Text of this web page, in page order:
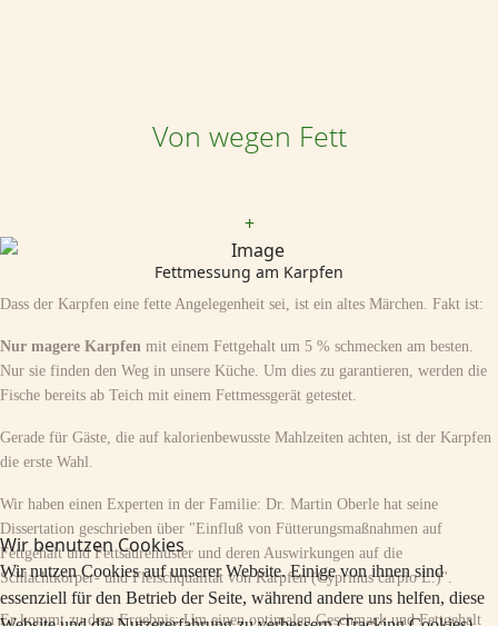
Von wegen Fett
+
Fettmessung am Karpfen
Dass der Karpfen eine fette Angelegenheit sei, ist ein altes Märchen. Fakt ist:
Nur magere Karpfen mit einem Fettgehalt um 5 % schmecken am besten.
Nur sie finden den Weg in unsere Küche. Um dies zu garantieren, werden die
Fische bereits ab Teich mit einem Fettmessgerät getestet.
Gerade für Gäste, die auf kalorienbewusste Mahlzeiten achten, ist der Karpfen
die erste Wahl.
Wir haben einen Experten in der Familie: Dr. Martin Oberle hat seine
Dissertation geschrieben über "Einfluß von Fütterungsmaßnahmen auf
Fettgehalt und Fettsäuremuster und deren Auswirkungen auf die
Schlachtkörper- und Fleischqualität von Karpfen (Cyprinus carpio L.)".
Er kommt zu dem Ergebnis: Um einen optimalen Geschmack und Fettgehalt
Wir benutzen Cookies
Wir nutzen Cookies auf unserer Website. Einige von ihnen sind
essenziell für den Betrieb der Seite, während andere uns helfen, diese